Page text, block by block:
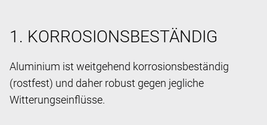
1. KORROSIONSBESTÄNDIG
Aluminium ist weitgehend korrosionsbeständig
(rostfest) und daher robust gegen jegliche
Witterungseinflüsse.